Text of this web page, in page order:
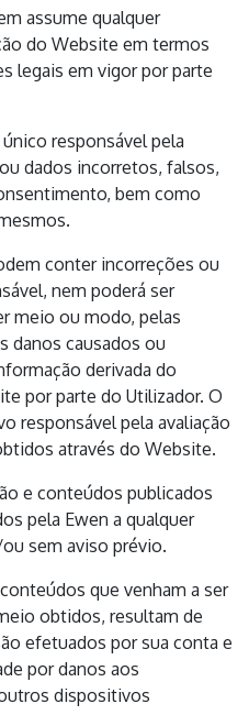
assume qualquer
do Website em termos
legais em vigor por parte
responsável pela
dados incorretos, falsos,
bem como
conter incorreções ou
nem poderá ser
meio ou modo, pelas
danos causados ou
derivada do
por parte do Utilizador. O
responsável pela avaliação
através do Website.
e conteúdos publicados
pela Ewen a qualquer
sem aviso prévio.
que venham a ser
obtidos, resultam de
efetuados por sua conta e
por danos aos
dispositivos